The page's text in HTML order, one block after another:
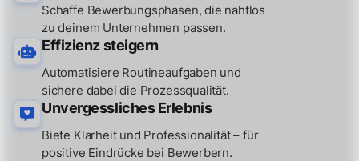
Schaffe Bewerbungsphasen, die nahtlos
zu deinem Unternehmen passen.
Effizienz steigern
Automatisiere Routineaufgaben und
sichere dabei die Prozessqualität.
Unvergessliches Erlebnis
Biete Klarheit und Professionalität – für
positive Eindrücke bei Bewerbern.